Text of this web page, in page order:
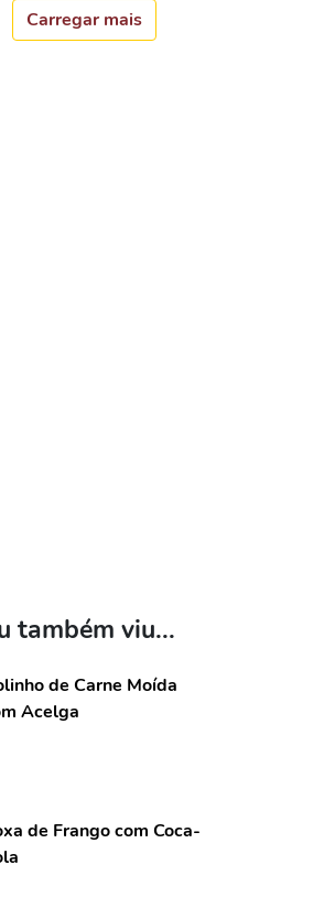
Carregar mais
também viu...
de Carne Moída
Acelga
de Frango com Coca-